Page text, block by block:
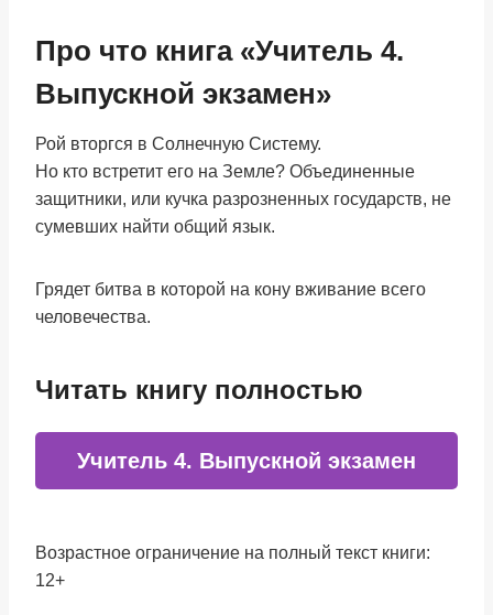
Про что книга «Учитель 4.
Выпускной экзамен»
Рой вторгся в Солнечную Систему.
Но кто встретит его на Земле? Объединенные
защитники, или кучка разрозненных государств, не
сумевших найти общий язык.
Грядет битва в которой на кону вживание всего
человечества.
Читать книгу полностью
Учитель 4. Выпускной экзамен
Возрастное ограничение на полный текст книги:
12+